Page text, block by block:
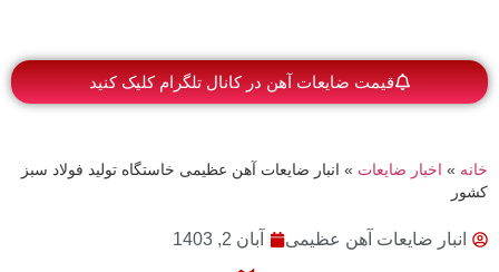
قیمت ضایعات آهن در کانال تلگرام کلیک کنید
خانه » اخبار ضایعات » انبار ضایعات آهن عظیمی خاستگاه تولید فولاد سبز
کشور
انبار ضایعات آهن عظیمی آبان 2, 1403